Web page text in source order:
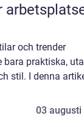
och trender
bara praktiska,
stil. I denna
03 augusti